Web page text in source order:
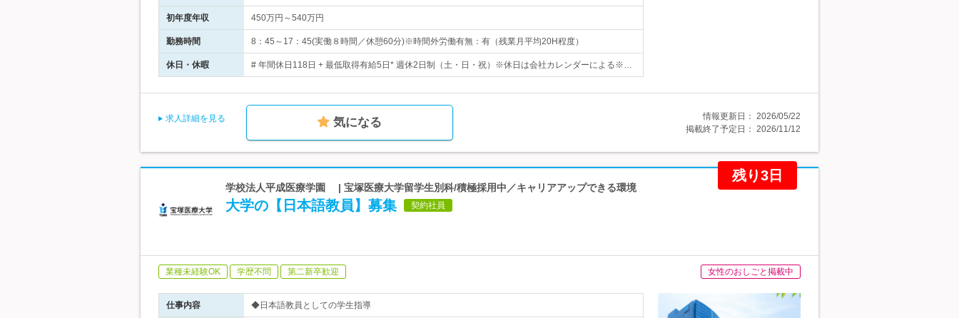
初年度年収 450万円～540万円
勤務時間 8：45～17：45(実働８時間／休憩60分)※時間外労働有無：有（残業月平均20H程度）
休日・休暇 # 年間休日118日 + 最低取得有給5日* 週休2日制（土・日・祝）※休日は会社カレンダーによる※…
求人詳細を見る 気になる 情報更新日： 2026/05/22
掲載終了予定日： 2026/11/12
残り3日
学校法人平成医療学園 | 宝塚医療大学留学生別科/積極採用中／キャリアアップできる環境
大学の【日本語教員】募集 契約社員
業種未経験OK 学歴不問 第二新卒歓迎 女性のおしごと掲載中
仕事内容 ◆日本語教員としての学生指導